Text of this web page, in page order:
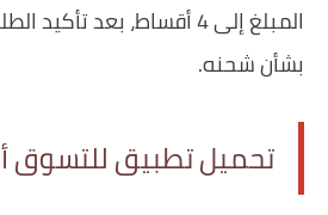
المبلغ إلى 4 أقساط، بعد
بشأن شحنه.
تحميل تطبيق للتسوق